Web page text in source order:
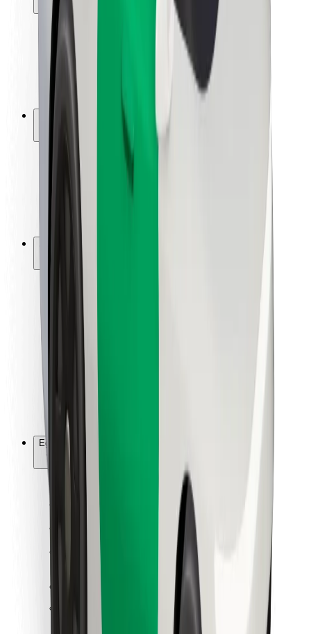
Utasbiztonság
Sofőr biztonság
E-roller biztonság
Biztonsági részleg
Városok
Lokációk
Városi megoldások
Repülőtér
Bolt töltőállomások
Súgó
Utasoknak
Sofőröknek
Ételfutároknak
Bolt Food
Flottapartnereknek
Éttermeknek
Bolt for Business
Egyéb
Beszállítók
Biztonság
Pár perc alatt ott vagyunk érted!
Bolt alkalmazás letöltése